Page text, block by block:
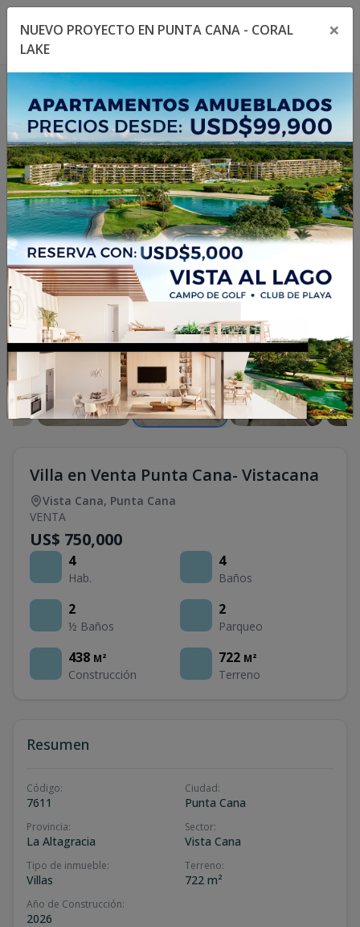
Toggle navigation menu
1/21
Villa en Venta Punta Cana- Vistacana
Vista Cana, Punta Cana
VENTA
US$ 750,000
4
Hab.
4
Baños
2
½ Baños
2
Parqueo
438 M²
Construcción
722 M²
Terreno
Resumen
Código:
7611
Ciudad:
Punta Cana
Provincia:
La Altagracia
Sector:
Vista Cana
Tipo de inmueble:
Villas
Terreno:
722 m²
Año de Construcción:
2026
NUEVO PROYECTO EN PUNTA CANA - CORAL
LAKE
×